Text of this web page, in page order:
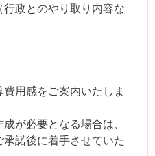
行政とのやり取り内容な
用感をご案内いたしま
が必要となる場合は、
諾後に着手させていた